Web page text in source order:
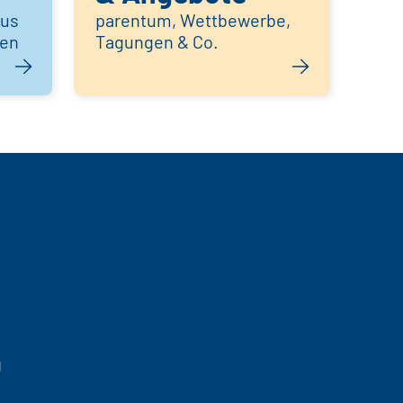
parentum, Wettbewerbe,
Tagungen & Co.